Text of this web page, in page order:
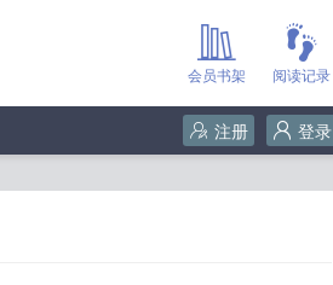
阅读记录
会员书架
登录
注册